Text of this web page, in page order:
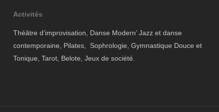
Activités
Théâtre d’improvisation, Danse Modern’ Jazz et danse
contemporaine, Pilates, Sophrologie, Gymnastique Douce et
Tonique, Tarot, Belote, Jeux de société.